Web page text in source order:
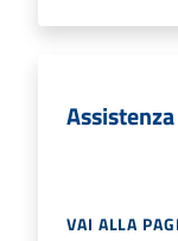
VAI ALLA